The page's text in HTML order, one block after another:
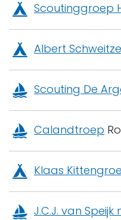
Scoutinggroep
Albert
Scouting De
Calandtroep
Klaas
J.C.J. van Speijk